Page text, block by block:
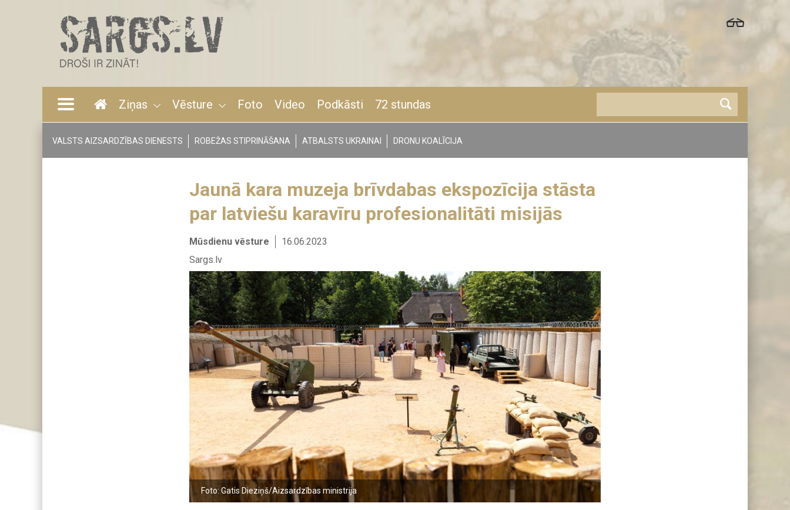
Main
navigation
Ziņas Vēsture Foto Video Podkāsti 72 stundas
VALSTS AIZSARDZĪBAS DIENESTS ROBEŽAS STIPRINĀŠANA ATBALSTS UKRAINAI DRONU KOALĪCIJA
Jaunā kara muzeja brīvdabas ekspozīcija stāsta
par latviešu karavīru profesionalitāti misijās
Mūsdienu vēsture
16.06.2023
Sargs.lv
Foto: Gatis Dieziņš/Aizsardzības ministrija